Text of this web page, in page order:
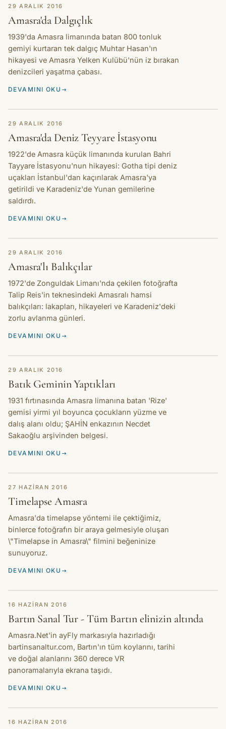
HIKAYE
29 ARALIK 2016
Amasra'da Dalgıçlık
1939'da Amasra limanında batan 800 tonluk
gemiyi kurtaran tek dalgıç Muhtar Hasan'ın
hikayesi ve Amasra Yelken Kulübü'nün iz bırakan
denizcileri yaşatma çabası.
DEVAMINI OKU
HIKAYE
29 ARALIK 2016
Amasra'da Deniz Teyyare İstasyonu
1922'de Amasra küçük limanında kurulan Bahri
Tayyare İstasyonu'nun hikayesi: Gotha tipi deniz
uçakları İstanbul'dan kaçırılarak Amasra'ya
getirildi ve Karadeniz'de Yunan gemilerine
saldırdı.
DEVAMINI OKU
HIKAYE
29 ARALIK 2016
Amasra'lı Balıkçılar
1972'de Zonguldak Limanı'nda çekilen fotoğrafta
Talip Reis'in teknesindeki Amasralı hamsi
balıkçıları: lakapları, hikayeleri ve Karadeniz'deki
zorlu avlanma günleri.
DEVAMINI OKU
HIKAYE
29 ARALIK 2016
Batık Geminin Yaptıkları
1931 fırtınasında Amasra limanına batan 'Rize'
gemisi yirmi yıl boyunca çocukların yüzme ve
dalış alanı oldu; ŞAHİN enkazının Necdet
Sakaoğlu arşivinden belgesi.
DEVAMINI OKU
HIKAYE
27 HAZIRAN 2016
Timelapse Amasra
Amasra'da timelapse yöntemi ile çektiğimiz,
binlerce fotoğrafın bir araya gelmesiyle oluşan
\"Timelapse in Amasra\" filmini beğeninize
sunuyoruz.
DEVAMINI OKU
HIKAYE
16 HAZIRAN 2016
Bartın Sanal Tur - Tüm Bartın elinizin altında
Amasra.Net'in ayFly markasıyla hazırladığı
bartinsanaltur.com, Bartın'ın tüm koylarını, tarihi
ve doğal alanlarını 360 derece VR
panoramalarıyla ekrana taşıdı.
DEVAMINI OKU
HIKAYE
16 HAZIRAN 2016